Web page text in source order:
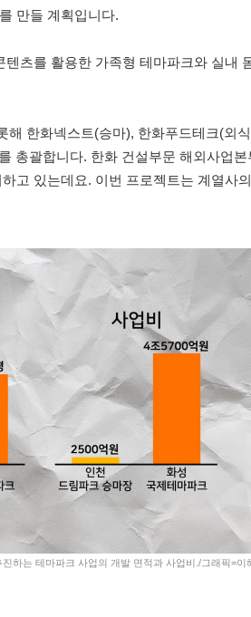
만들 계획입니다.
츠를 활용한 가족형 테마파크와 실내
해 한화넥스트(승마), 한화푸드테크(외
총괄합니다. 한화 건설부문 해외사업본
고 있는데요. 이번 프로젝트는 계열사
하는 테마파크 사업의 개발 면적과 사업비./그래픽=이